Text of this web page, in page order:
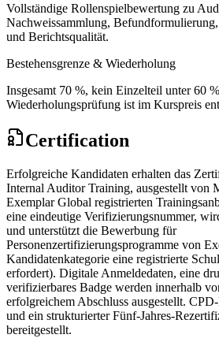
Vollständige Rollenspielbewertung zu
Nachweissammlung,
und Berichtsqualität.
Bestehensgrenze & Wiederholung
Insgesamt 70 %, kein Einzelteil unter 60
Wiederholungsprüfung ist im Kurspreis
Certification
Erfolgreiche Kandidaten erhalten das
Internal Auditor Training, ausgestellt von
Exemplar Global registrierten
eine eindeutige Verifizierungsnummer,
und unterstützt die Bewerbung für
Personenzertifizierungsprogramme von
Kandidatenkategorie eine registrierte
erfordert). Digitale Anmeldedaten, eine
verifizierbares Badge werden innerhalb
erfolgreichem Abschluss ausgestellt.
und ein strukturierter Fünf-Jahres-
bereitgestellt.